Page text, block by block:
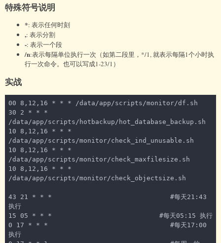
特殊符号说明
*: 表示任何时刻
,: 表示分割
-: 表示一个段
/n:表示每隔单位执行一次（如第二段里，*/1, 就表示每隔1个小时执
行一次命令。也可以写成1-23/1）
实战
00 8,12,16 * * * /data/app/scripts/monitor/df.sh
30 2 * * *
/data/app/scripts/hotbackup/hot_database_backup.sh
10 8,12,16 * * *
/data/app/scripts/monitor/check_ind_unusable.sh
10 8,12,16 * * *
/data/app/scripts/monitor/check_maxfilesize.sh
10 8,12,16 * * *
/data/app/scripts/monitor/check_objectsize.sh
43 21 * * *                              #每天21:43
执行
15 05 * * * 　　                       #每天05:15 执行
0 17 * * *                               #每天17:00
执行